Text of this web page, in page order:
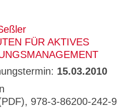
FÜR AKTIVES
15.03.2010
978-3-86200-242-9